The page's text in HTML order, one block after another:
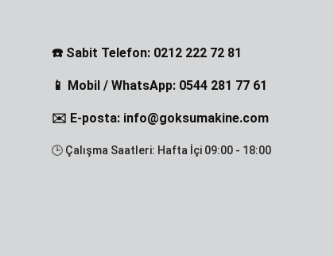
☎️ Sabit Telefon: 0212 222 72 81
📱 Mobil / WhatsApp: 0544 281 77 61
✉️ E-posta: info@goksumakine.com
🕒 Çalışma Saatleri: Hafta İçi 09:00 - 18:00